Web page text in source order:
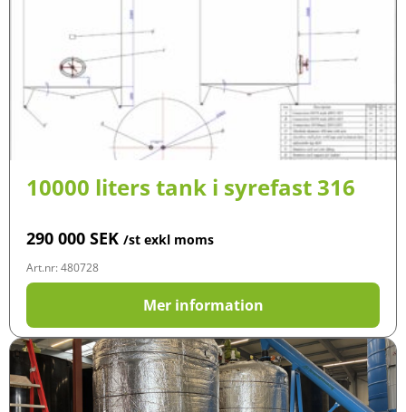
10000 liters tank i syrefast 316
290 000 SEK /st exkl moms
Art.nr: 480728
Mer information